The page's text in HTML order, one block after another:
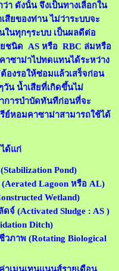
า ดังนั้น จึงเป็นทางเลือกใน
สียของท่าน ไม่ว่าระบบจะ
นทุกๆระบบ เป็นผลดีต่อ
ชนิด AS หรือ RBC ล่มหรือ
าซาม่าไปทดแทนได้ระหว่าง
องรอให้ซ่อมแล้วเสร็จก่อน
วัน น้ำเสียที่เกิดขึ้นไม่
การบำบัดทันทีก่อนที่จะ
ย์หอมคาซาม่าสามารถใช้ได้
ด้แก่
Pond)
Lagoon หรือ AL)
Wetland)
จ์ (Activated Sludge : AS )
Ditch)
ภาพ (Rotating Biological